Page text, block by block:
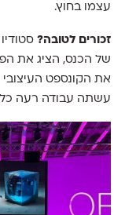
עצמו בחוץ.
זכורים לטובה? סטודיו
של הכנס, הציג את
את הקונספט
עשתה עבודה רעה כל